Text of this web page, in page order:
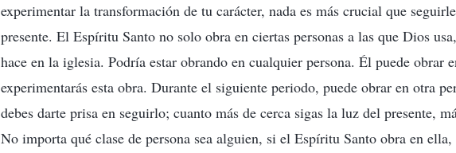
experimentar la transformación de tu carácter, nada es más crucial que
presente. El Espíritu Santo no solo obra en ciertas personas a las que Dios
hace en la iglesia. Podría estar obrando en cualquier persona. Él puede obrar
experimentarás esta obra. Durante el siguiente periodo, puede obrar en otra
debes darte prisa en seguirlo; cuanto más de cerca sigas la luz del presente,
No importa qué clase de persona sea alguien, si el Espíritu Santo obra en